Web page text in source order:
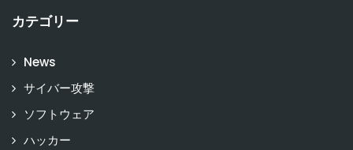
カテゴリー
News
サイバー攻撃
ソフトウェア
ハッカー